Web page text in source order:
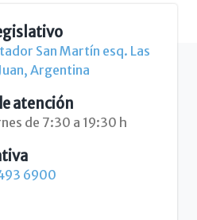
San Martín esq. Las
Argentina
atención
de 7:30 a 19:30 h
6900